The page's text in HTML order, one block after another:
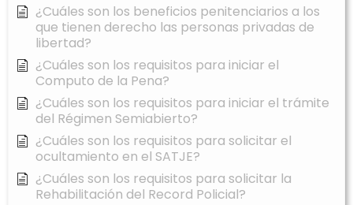
¿Cuáles son los beneficios penitenciarios a los
que tienen derecho las personas privadas de
libertad?
¿Cuáles son los requisitos para iniciar el
Computo de la Pena?
¿Cuáles son los requisitos para iniciar el trámite
del Régimen Semiabierto?
¿Cuáles son los requisitos para solicitar el
ocultamiento en el SATJE?
¿Cuáles son los requisitos para solicitar la
Rehabilitación del Record Policial?